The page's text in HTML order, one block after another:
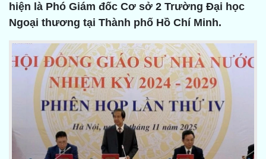
hiện là Phó Giám đốc Cơ sở 2 Trường Đại học
Ngoại thương tại Thành phố Hồ Chí Minh.